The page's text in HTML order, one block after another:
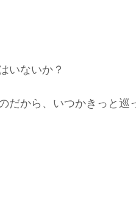
いないか？
から、いつかきっと巡